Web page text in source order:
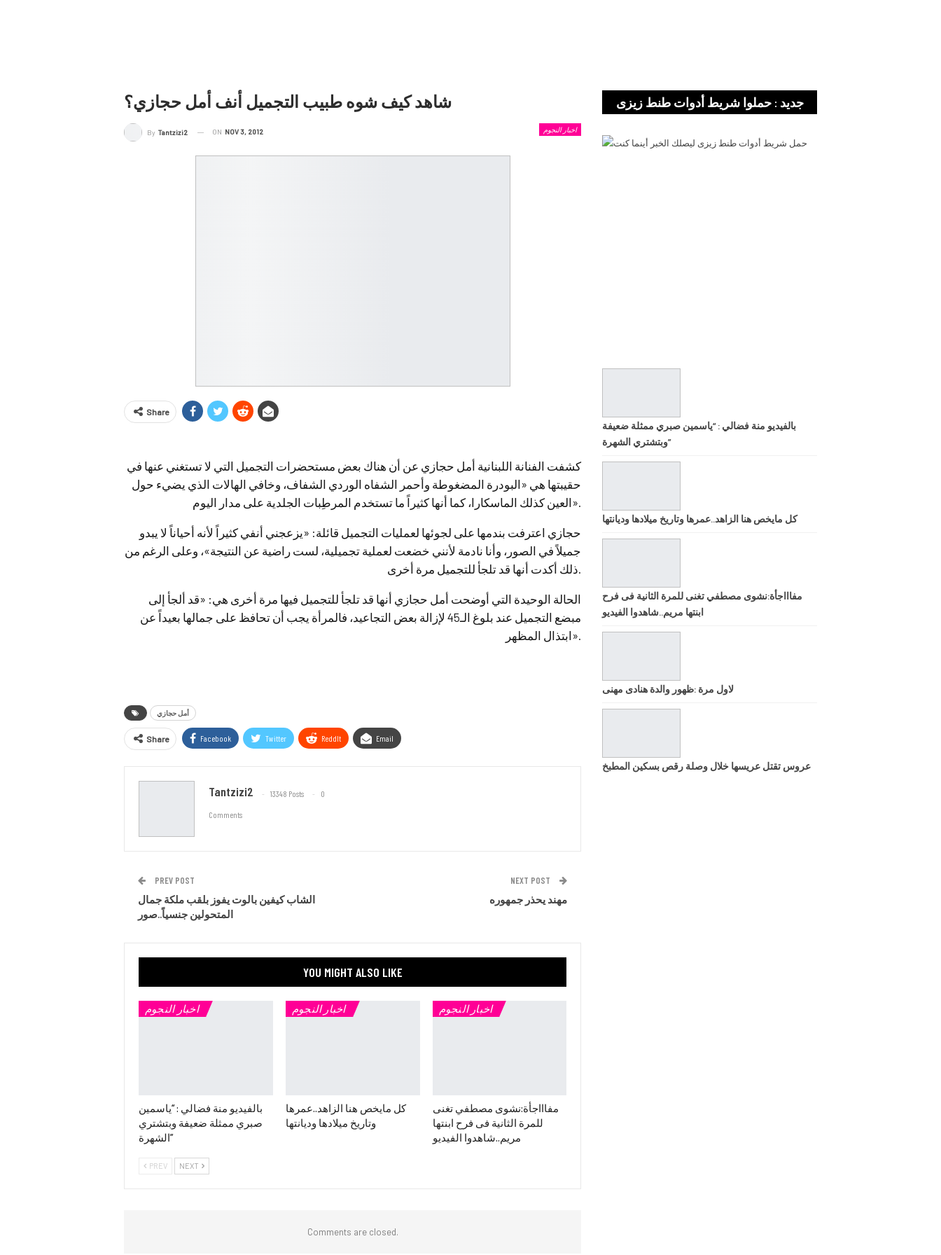
شاهد كيف شوه طبيب التجميل أنف أمل حجازي؟
اخبار النجوم By Tantzizi2 ON NOV 3, 2012
Share
كشفت الفنانة اللبنانية أمل حجازي عن أن هناك بعض مستحضرات التجميل التي لا تستغني عنها في
حقيبتها هي «البودرة المضغوطة وأحمر الشفاه الوردي الشفاف، وخافي الهالات الذي يضيء حول
العين كذلك الماسكارا، كما أنها كثيراً ما تستخدم المرطِبات الجلدية على مدار اليوم».
حجازي اعترفت بندمها على لجوئها لعمليات التجميل قائلة: «يزعجني أنفي كثيراً لأنه أحياناً لا يبدو
جميلاً في الصور، وأنا نادمة لأنني خضعت لعملية تجميلية، لست راضية عن النتيجة»، وعلى الرغم من
ذلك أكدت أنها قد تلجأ للتجميل مرة أخرى.
الحالة الوحيدة التي أوضحت أمل حجازي أنها قد تلجأ للتجميل فيها مرة أخرى هي: «قد ألجأ إلى
مبضع التجميل عند بلوغ الـ45 لإزالة بعض التجاعيد، فالمرأة يجب أن تحافظ على جمالها بعيداً عن
ابتذال المظهر».
أمل حجازي
Share Facebook Twitter ReddIt Email
Tantzizi2 13348 Posts 0
Comments
PREV POST
الشاب كيفين بالوت يفوز بلقب ملكة جمال
المتحولين جنسياً..صور
NEXT POST
مهند يحذر جمهوره
YOU MIGHT ALSO LIKE
اخبار النجوم
بالفيديو منة فضالي : “ياسمين
صبري ممثلة ضعيفة وبتشتري
الشهرة”
اخبار النجوم
كل مايخص هنا الزاهد..عمرها
وتاريخ ميلادها وديانتها
اخبار النجوم
مفاااجأة:نشوى مصطفي تغنى
للمرة الثانية فى فرح ابنتها
مريم..شاهدوا الفيديو
PREV NEXT
Comments are closed.
جديد : حملوا شريط أدوات طنط زيزى
بالفيديو منة فضالي : “ياسمين صبري ممثلة ضعيفة
وبتشتري الشهرة”
كل مايخص هنا الزاهد..عمرها وتاريخ ميلادها وديانتها
مفاااجأة:نشوى مصطفي تغنى للمرة الثانية فى فرح
ابنتها مريم..شاهدوا الفيديو
لاول مرة :ظهور والدة هنادى مهنى
عروس تقتل عريسها خلال وصلة رقص بسكين المطبخ